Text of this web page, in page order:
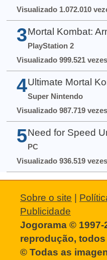
Visualizado 1.072.010
3 Mortal Kombat:
PlayStation 2
Visualizado 999.521 vezes
4 Ultimate Mortal
Super Nintendo
Visualizado 987.719 vezes
5 Need for Speed
PC
Visualizado 936.519 vezes
Sobre o site |
Publicidade
Jogorama © 1997-
reprodução,
© Todas as